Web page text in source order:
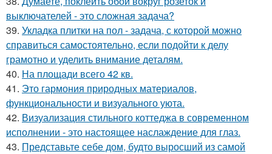
выключателей - это сложная задача?
39. Укладка плитки на пол - задача, с которой можно
справиться самостоятельно, если подойти к делу
грамотно и уделить внимание деталям.
40. На площади всего 42 кв.
41. Это гармония природных материалов,
функциональности и визуального уюта.
42. Визуализация стильного коттеджа в современном
исполнении - это настоящее наслаждение для глаз.
43. Представьте себе дом, будто выросший из самой